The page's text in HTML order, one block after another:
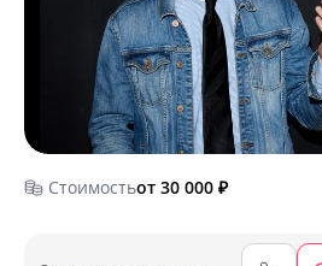
Стоимостьот 30 000 ₽